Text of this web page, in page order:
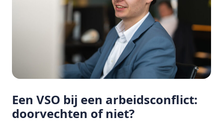
Een VSO bij een arbeidsconflict:
doorvechten of niet?